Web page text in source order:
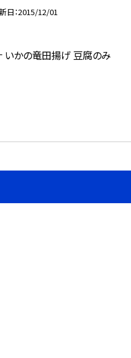
日 2015/12/01
いかの竜田揚げ 豆腐のみ